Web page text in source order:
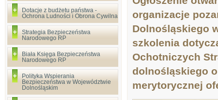
Dotacje z budżetu państwa -
Ochrona Ludności i Obrona Cywilna
Strategia Bezpieczeństwa
Narodowego RP
Biała Księga Bezpieczeństwa
Narodowego RP
Polityka Wspierania
Bezpieczeństwa w Województwie
Dolnośląskim
organizacje
Dolnośląskiego
szkolenia
Ochotniczych
dolnośląskiego
merytorycznej